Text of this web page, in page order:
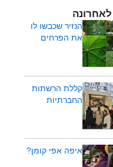
הנזיר שכבשו לו
את הפרחים
קללת הרשתות
החברתיות
איפה אפי קומן?